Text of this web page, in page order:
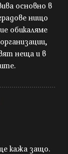
основно в
нищо
обикаляме
неща и в
кажа защо.